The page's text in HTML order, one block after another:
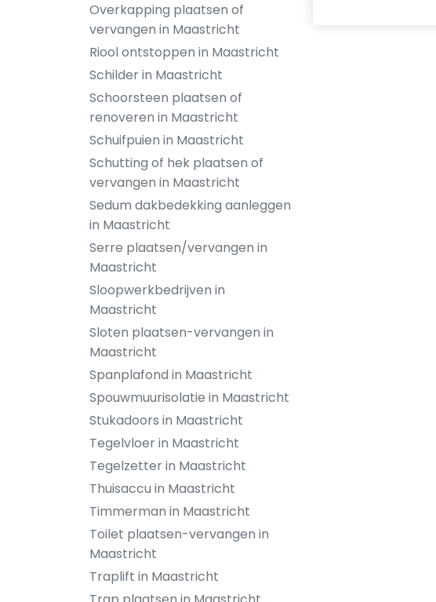
Overkapping plaatsen of
vervangen in Maastricht
Riool ontstoppen in Maastricht
Schilder in Maastricht
Schoorsteen plaatsen of
renoveren in Maastricht
Schuifpuien in Maastricht
Schutting of hek plaatsen of
vervangen in Maastricht
Sedum dakbedekking aanleggen
in Maastricht
Serre plaatsen/vervangen in
Maastricht
Sloopwerkbedrijven in
Maastricht
Sloten plaatsen-vervangen in
Maastricht
Spanplafond in Maastricht
Spouwmuurisolatie in Maastricht
Stukadoors in Maastricht
Tegelvloer in Maastricht
Tegelzetter in Maastricht
Thuisaccu in Maastricht
Timmerman in Maastricht
Toilet plaatsen-vervangen in
Maastricht
Traplift in Maastricht